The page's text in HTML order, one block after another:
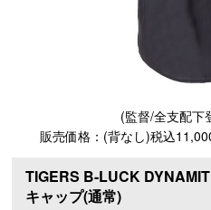
(監督/全支配下
販売価格：(背なし)税込
TIGERS B-LUCK
キャップ(通常)